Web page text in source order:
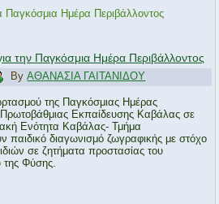
Παγκόσμια Ημέρα Περιβάλλοντος
την Παγκόσμια Ημέρα Περιβάλλοντος
By ΑΘΑΝΑΣΙΑ ΓΑΙΤΑΝΙΔΟΥ
της Παγκόσμιας Ημέρας
Πρωτοβάθμιας Εκπαίδευσης Καβάλας σε
Ενότητα Καβάλας- Τμήμα
παιδικό διαγωνισμό ζωγραφικής με στόχο
σε ζητήματα προστασίας του
της Φύσης.